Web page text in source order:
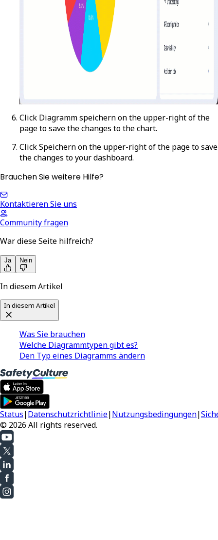
Click Diagramm speichernon the upper-right of the
page to save the changes to the chart.
ClickSpeichernon the upper-right of the page to save
the changes to your dashboard.
Brauchen Sie weitere Hilfe?
Kontaktieren Sie uns
Community fragen
War diese Seite hilfreich?
Ja Nein
In diesem Artikel
In diesem Artikel
Was Sie brauchen
Welche Diagrammtypen gibt es?
Den Typ eines Diagramms ändern
Status|Datenschutzrichtlinie|Nutzungsbedingungen|
© 2026 All rights reserved.